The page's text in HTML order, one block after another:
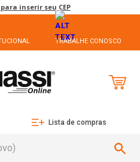
inserir seu CEP
TRABALHE CONOSCO
Lista de compras